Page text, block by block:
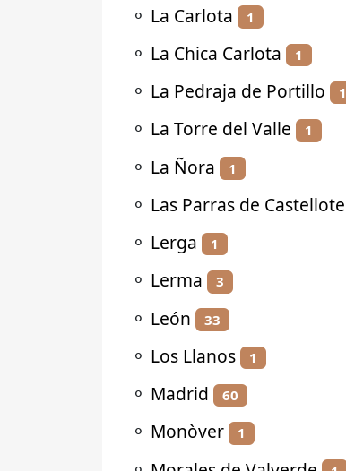
⚬ La Carlota 1
⚬ La Chica Carlota 1
⚬ La Pedraja de Portillo 1
⚬ La Torre del Valle 1
⚬ La Ñora 1
⚬ Las Parras de Castellote
⚬ Lerga 1
⚬ Lerma 3
⚬ León 33
⚬ Los Llanos 1
⚬ Madrid 60
⚬ Monòver 1